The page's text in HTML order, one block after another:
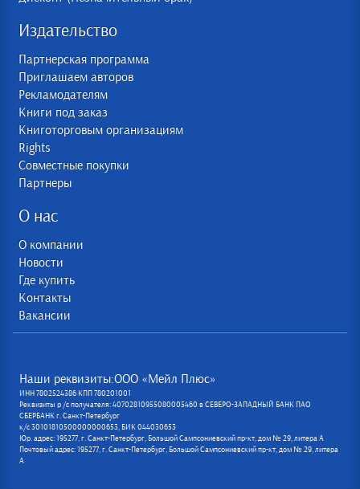
Издательство
Партнерская программа
Приглашаем авторов
Рекламодателям
Книги под заказ
Книготорговым организациям
Rights
Совместные покупки
Партнеры
О нас
О компании
Новости
Где купить
Контакты
Вакансии
Наши реквизиты:ООО «Мейл Плюс»
ИНН 7802524386 КПП 780201001
Реквизиты р /с получателя: 40702810955080005460 в СЕВЕРО-ЗАПАДНЫЙ БАНК ПАО
СБЕРБАНК г. Санкт-Петербург
к/с 30101810500000000653, БИК 044030653
Юр. адрес: 195277, г. Санкт-Петербург, Большой Сампсониевский пр-кт, дом № 29, литера А
Почтовый адрес: 195277, г. Санкт-Петербург, Большой Сампсониевский пр-кт, дом № 29, литера
А